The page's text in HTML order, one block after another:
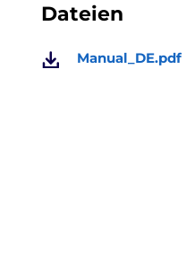
Dateien
Manual_DE.pdf